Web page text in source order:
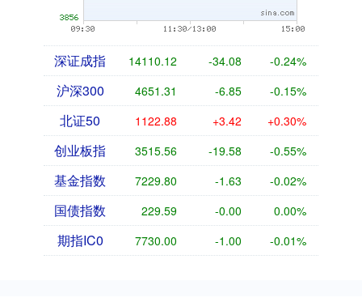
深证成指 14110.12 -34.08 -0.24%
沪深300 4651.31 -6.85 -0.15%
北证50 1122.88 +3.42 +0.30%
创业板指 3515.56 -19.58 -0.55%
基金指数 7229.80 -1.63 -0.02%
国债指数 229.59 -0.00 0.00%
期指IC0 7730.00 -1.00 -0.01%